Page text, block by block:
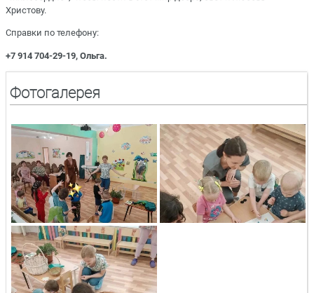
Христову.
Справки по телефону:
+7 914 704-29-19, Ольга.
Фотогалерея